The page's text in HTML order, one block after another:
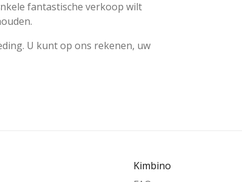
fantastische verkoop wilt
U kunt op ons rekenen, uw
Kimbino